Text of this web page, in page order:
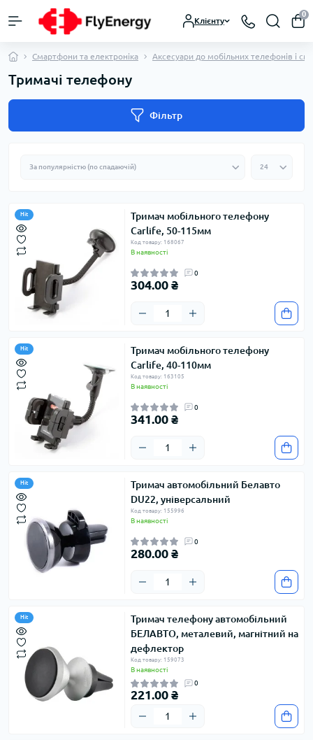
Клієнту
0
Смартфони та електроніка Аксесуари до мобільних телефонів і
Тримачі телефону
Фільтр
Hit
Тримач мобільного телефону
Carlife, 50-115мм
Код товару: 168067
В наявності
0
304.00 ₴
Hit
Тримач мобільного телефону
Carlife, 40-110мм
Код товару: 163105
В наявності
0
341.00 ₴
Hit
Тримач автомобільний Белавто
DU22, універсальний
Код товару: 155996
В наявності
0
280.00 ₴
Hit
Тримач телефону автомобільний
БЕЛАВТО, металевий, магнітний на
дефлектор
Код товару: 159073
В наявності
0
221.00 ₴